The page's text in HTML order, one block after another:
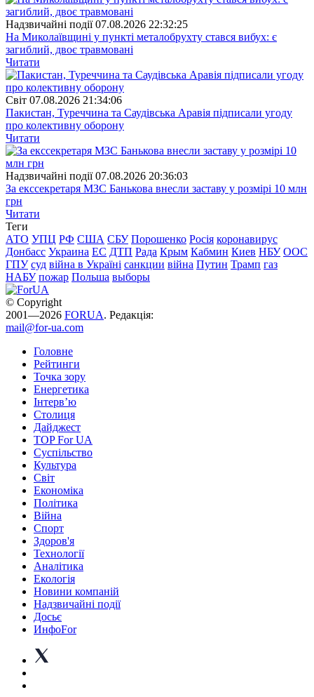
Надзвичайні події 07.08.2026 22:32:25
На Миколаївщині у пункті металобрухту стався вибух: є
загиблий, двоє травмовані
Читати
Свiт 07.08.2026 21:34:06
Пакистан, Туреччина та Саудівська Аравія підписали угоду
про колективну оборону
Читати
Надзвичайні події 07.08.2026 20:36:03
За екссекретаря МЗС Банькова внесли заставу у розмірі 10 млн
грн
Читати
Теги
АТО УПЦ РФ США СБУ Порошенко Росія коронавирус
Донбасс Украина ЕС ДТП Рада Крым Кабмин Киев НБУ ООС
ГПУ суд війна в Україні санкции війна Путин Трамп газ
НАБУ пожар Польша выборы
© Copyright
2001—2026 FORUA. Редакція:
mail@for-ua.com
Головне
Рейтинги
Точка зору
Енергетика
Інтерв’ю
Столиця
Дайджест
TOP For UA
Суспiльство
Культура
Світ
Економіка
Політика
Війна
Спорт
Здоров'я
Технології
Аналітика
Екологія
Новини компаній
Надзвичайні події
Досьє
ИнфоFor